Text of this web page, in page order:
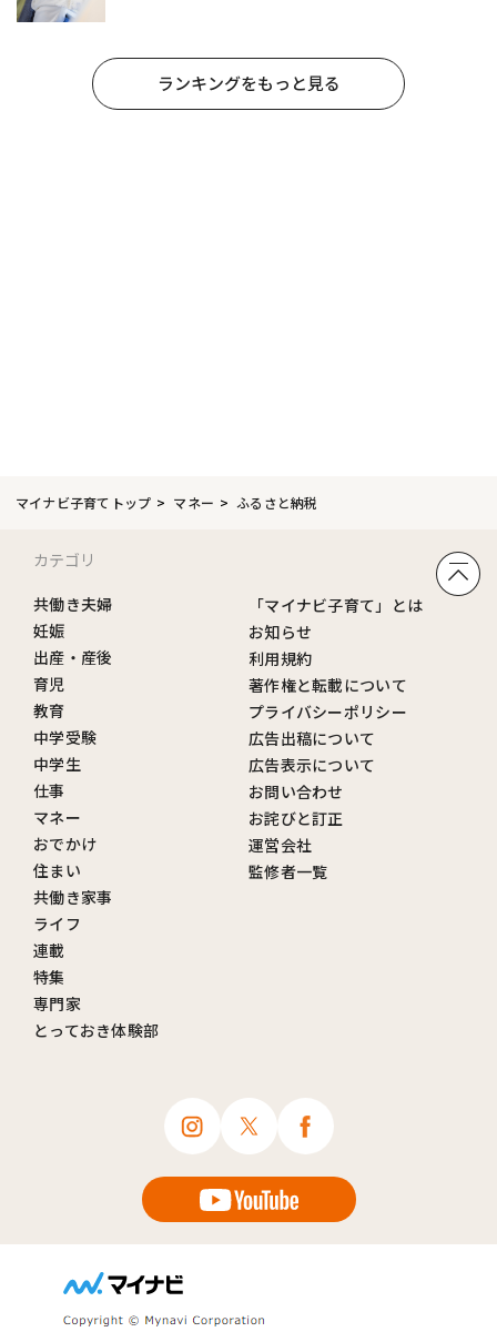
ランキングをもっと見る
マイナビ子育てトップ マネー ふるさと納税
カテゴリ
共働き夫婦
妊娠
出産・産後
育児
教育
中学受験
中学生
仕事
マネー
おでかけ
住まい
共働き家事
ライフ
連載
特集
専門家
とっておき体験部
「マイナビ子育て」とは
お知らせ
利用規約
著作権と転載について
プライバシーポリシー
広告出稿について
広告表示について
お問い合わせ
お詫びと訂正
運営会社
監修者一覧